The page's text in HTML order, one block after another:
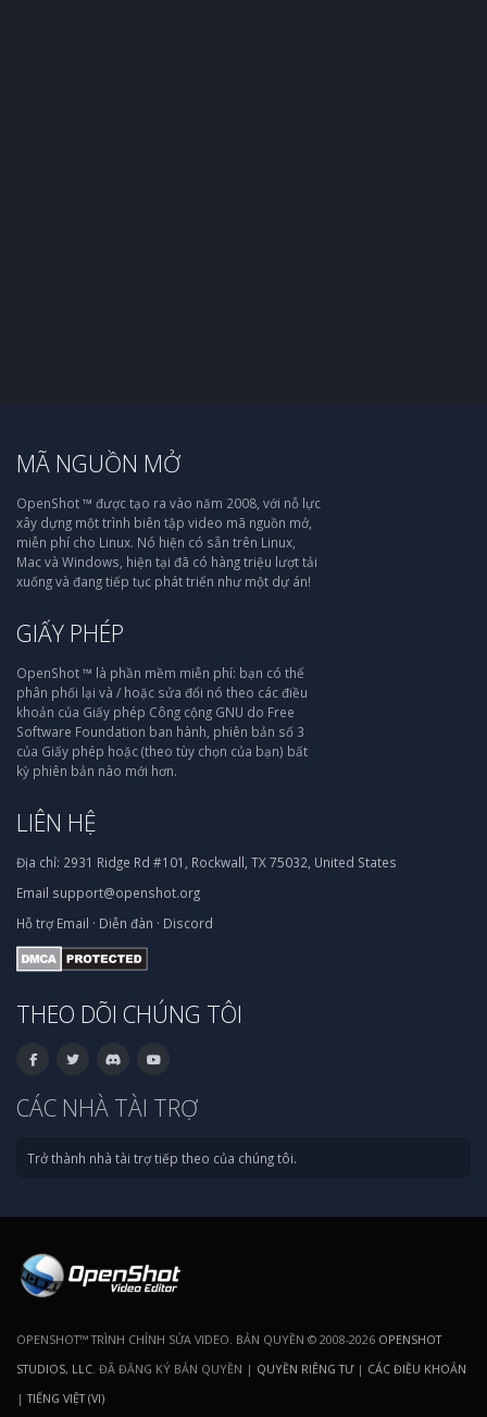
MÃ NGUỒN MỞ
OpenShot ™ được tạo ra vào năm 2008, với nỗ lực
xây dựng một trình biên tập video mã nguồn mở,
miễn phí cho Linux. Nó hiện có sẵn trên Linux,
Mac và Windows, hiện tại đã có hàng triệu lượt tải
xuống và đang tiếp tục phát triển như một dự án!
GIẤY PHÉP
OpenShot ™ là phần mềm miễn phí: bạn có thể
phân phối lại và / hoặc sửa đổi nó theo các điều
khoản của Giấy phép Công cộng GNU do Free
Software Foundation ban hành, phiên bản số 3
của Giấy phép hoặc (theo tùy chọn của bạn) bất
kỳ phiên bản nào mới hơn.
LIÊN HỆ
Địa chỉ: 2931 Ridge Rd #101, Rockwall, TX 75032, United States
Email support@openshot.org
Hỗ trợ Email · Diễn đàn · Discord
THEO DÕI CHÚNG TÔI
CÁC NHÀ TÀI TRỢ
Trở thành nhà tài trợ tiếp theo của chúng tôi.
OPENSHOT™ TRÌNH CHỈNH SỬA VIDEO. BẢN QUYỀN © 2008-2026 OPENSHOT
STUDIOS, LLC . ĐÃ ĐĂNG KÝ BẢN QUYỀN | QUYỀN RIÊNG TƯ| CÁC ĐIỀU KHOẢN
|TIẾNG VIỆT (VI)